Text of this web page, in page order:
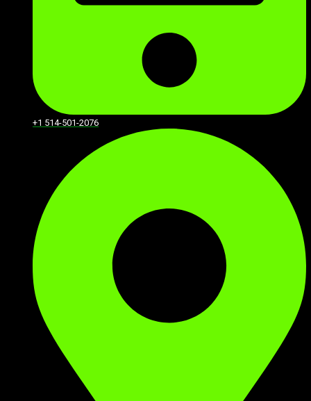
+1 514-501-2076